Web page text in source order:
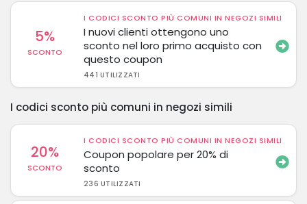
5%
SCONTO
I CODICI SCONTO PIÙ COMUNI IN NEGOZI SIMILI
I nuovi clienti ottengono uno
sconto nel loro primo acquisto con
questo coupon
441 UTILIZZATI
I codici sconto più comuni in negozi simili
20%
SCONTO
I CODICI SCONTO PIÙ COMUNI IN NEGOZI SIMILI
Coupon popolare per 20% di
sconto
236 UTILIZZATI